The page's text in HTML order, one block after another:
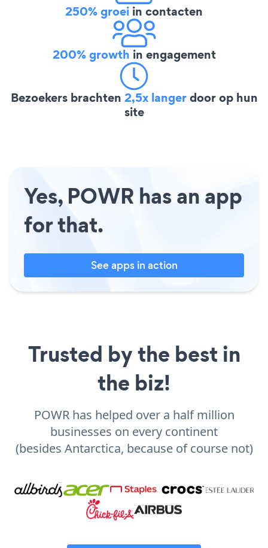
250% groei in contacten
200% growth in engagement
Bezoekers brachten 2,5x langerdoor op hun
site
Yes, POWR has an app
for that.
See apps in action
Trusted by the best in
the biz!
POWR has helped over a half million
businesses on every continent
(besides Antarctica, because of course not)